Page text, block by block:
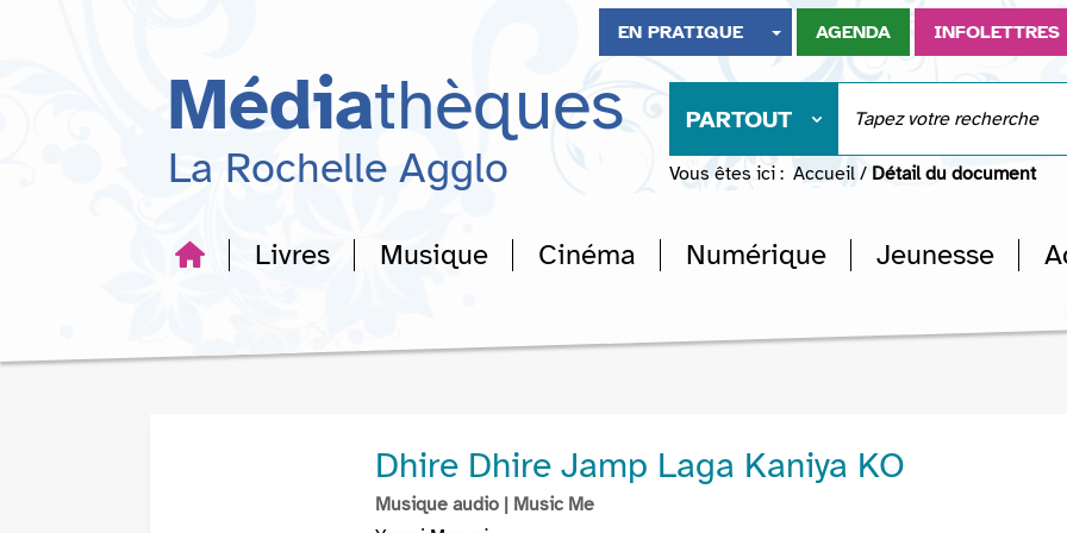
recherche
EN PRATIQUE AGENDA INFOLETTRES
Médiathèques
La Rochelle Agglo
PARTOUT
Vous êtes ici : Accueil / Détail du document
Livres Musique Cinéma Numérique Jeunesse
Dhire Dhire Jamp Laga Kaniya KO
Musique audio | Music Me